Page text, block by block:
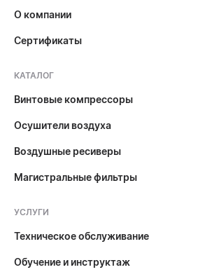
О компании
Сертификаты
КАТАЛОГ
Винтовые компрессоры
Осушители воздуха
Воздушные ресиверы
Магистральные фильтры
УСЛУГИ
Техническое обслуживание
Обучение и инструктаж